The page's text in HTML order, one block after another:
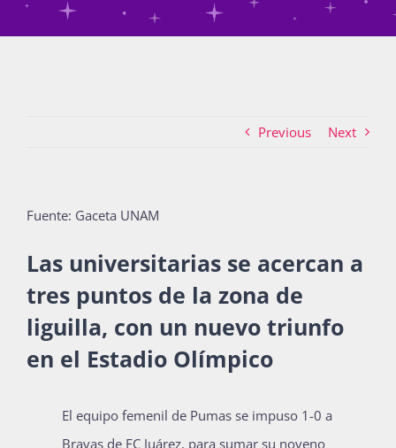
Atención de la violencia de género
La Boletina
Blog
Previous Next
Fuente: Gaceta UNAM
Las universitarias se acercan a
tres puntos de la zona de
liguilla, con un nuevo triunfo
en el Estadio Olímpico
El equipo femenil de Pumas se impuso 1-0 a
Bravas de FC Juárez, para sumar su noveno